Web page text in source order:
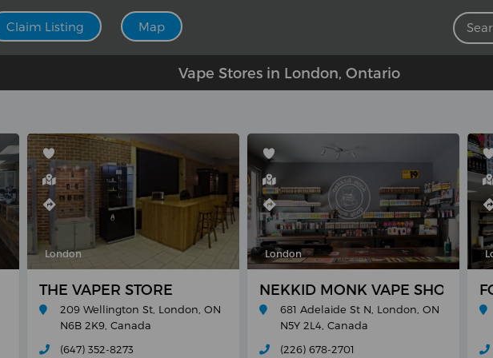
Claim Listing Map
Vape Stores in London, Ontario
London
THE VAPER STORE
209 Wellington St, London, ON
N6B 2K9, Canada
(647) 352-8273
London
NEKKID MONK VAPE SHOP
681 Adelaide St N, London, ON
N5Y 2L4, Canada
(226) 678-2701